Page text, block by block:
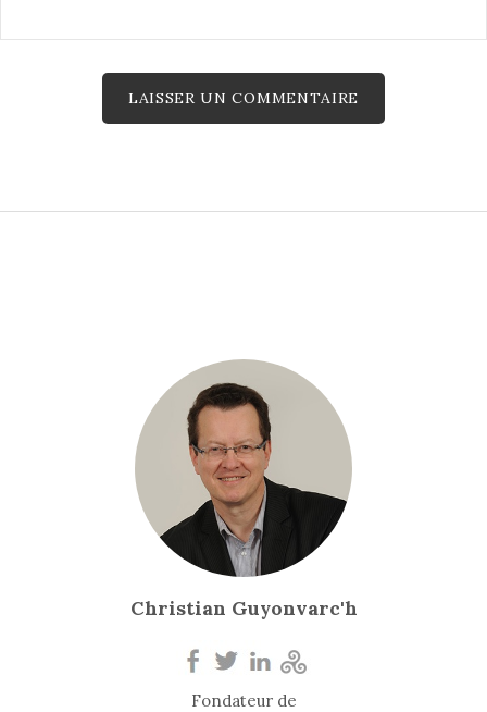
Christian Guyonvarc'h
Fondateur de